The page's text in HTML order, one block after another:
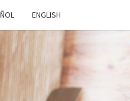
ENGLISH